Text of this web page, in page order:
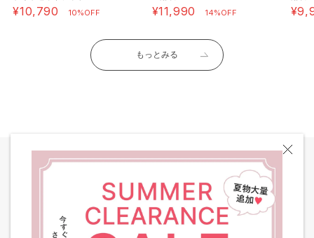
¥10,790 10%OFF ¥11,990 14%OFF
もっとみる